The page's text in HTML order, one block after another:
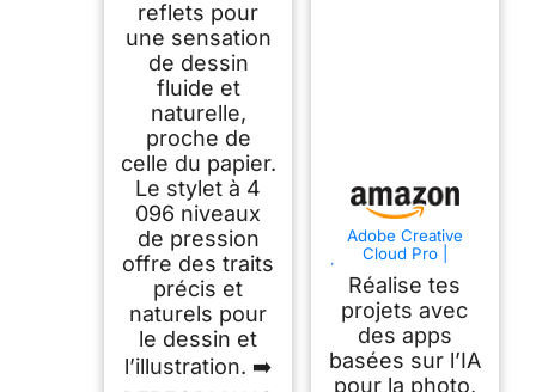
reflets pour
une sensation
de dessin
fluide et
naturelle,
proche de
celle du papier.
Le stylet à 4
096 niveaux
de pression
offre des traits
précis et
naturels pour
le dessin et
l’illustration. ➡️
Adobe Creative
Cloud Pro |
Étudiants/Enseignant
s | Logiciel Créatif
avec IA | 1 an |
PC/Mac |
Téléchargement
Réalise tes
projets avec
des apps
basées sur l’IA
pour la photo,